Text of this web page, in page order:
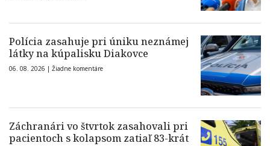
Polícia zasahuje pri úniku neznámej
látky na kúpalisku Diakovce
06. 08. 2026 | Žiadne komentáre
Záchranári vo štvrtok zasahovali pri
pacientoch s kolapsom zatiaľ 83-krát